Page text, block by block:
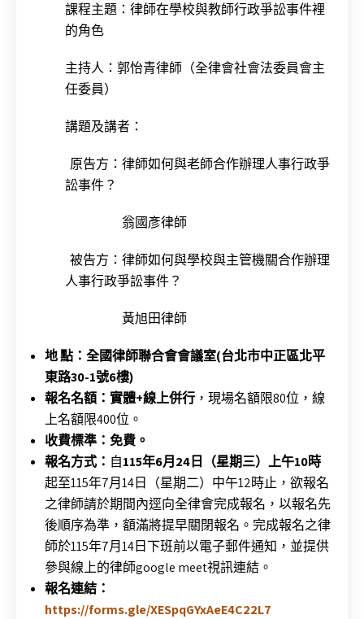
課程主題：律師在學校與教師行政爭訟事件裡
的角色
主持人：郭怡青律師（全律會社會法委員會主
任委員）
講題及講者：
原告方：律師如何與老師合作辦理人事行政爭
訟事件？
翁國彥律師
被告方：律師如何與學校與主管機關合作辦理
人事行政爭訟事件？
黃旭田律師
地 點：全國律師聯合會會議室(台北市中正區北平
東路30-1號6樓)
報名名額：實體+線上併行 ，現場名額限80位，線
上名額限400位。
收費標準：免費。
報名方式： 自115年6月24日（星期三）上午10時
起至115年7月14日（星期二）中午12時止，欲報名
之律師請於期間內逕向全律會完成報名，以報名先
後順序為準，額滿將提早關閉報名。完成報名之律
師於115年7月14日下班前以電子郵件通知，並提供
參與線上的律師google meet視訊連結。
報名連結：
https://forms.gle/XESpqGYxAeE4C22L7